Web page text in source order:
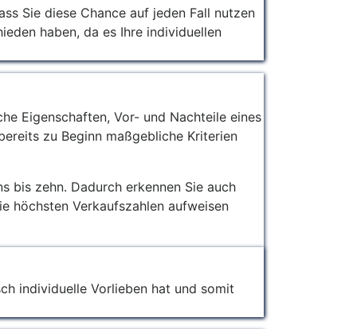
Sie diese Chance auf jeden Fall nutzen
haben, da es Ihre individuellen
Eigenschaften, Vor- und Nachteile eines
zu Beginn maßgebliche Kriterien
bis zehn. Dadurch erkennen Sie auch
höchsten Verkaufszahlen aufweisen
individuelle Vorlieben hat und somit